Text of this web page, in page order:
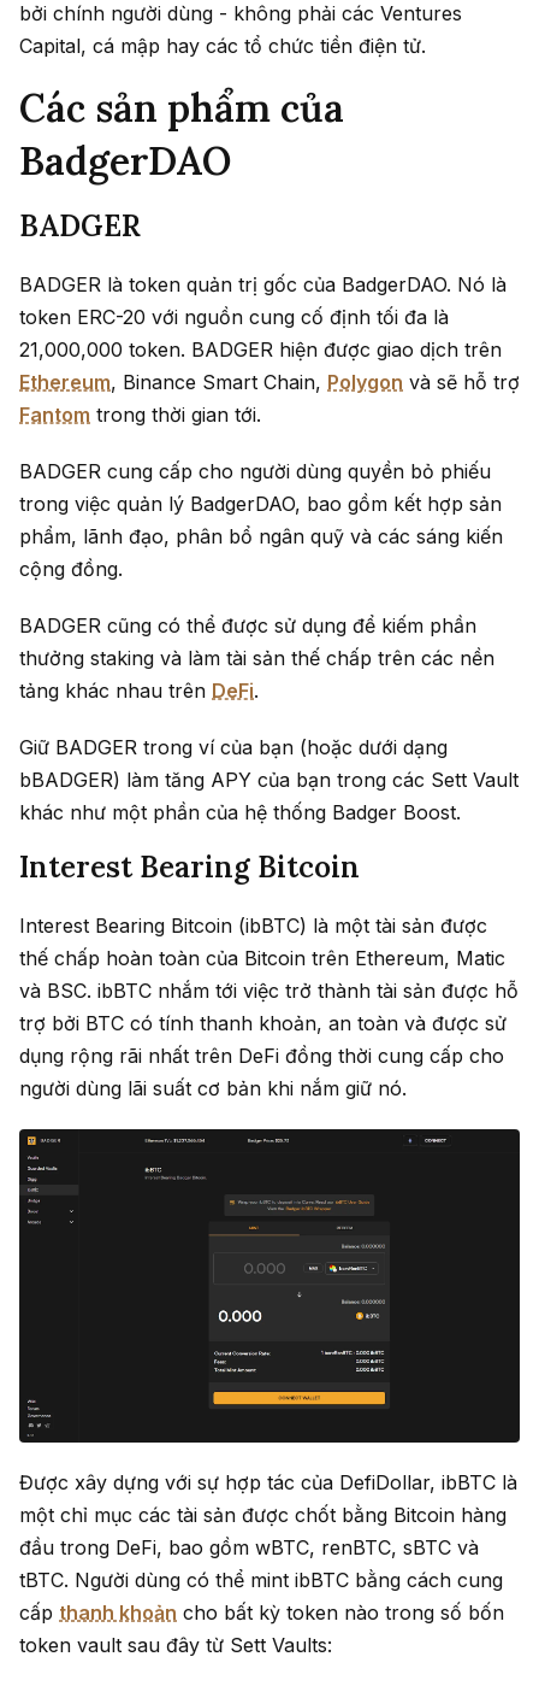
bởi chính người dùng - không phải các Ventures
Capital, cá mập hay các tổ chức tiền điện tử.
Các sản phẩm của
BadgerDAO
BADGER
BADGER là token quản trị gốc của BadgerDAO. Nó là
token ERC-20 với nguồn cung cố định tối đa là
21,000,000 token. BADGER hiện được giao dịch trên
Ethereum, Binance Smart Chain, Polygon và sẽ hỗ trợ
Fantom trong thời gian tới.
BADGER cung cấp cho người dùng quyền bỏ phiếu
trong việc quản lý BadgerDAO, bao gồm kết hợp sản
phẩm, lãnh đạo, phân bổ ngân quỹ và các sáng kiến ​​
cộng đồng.
BADGER cũng có thể được sử dụng để kiếm phần
thưởng staking và làm tài sản thế chấp trên các nền
tảng khác nhau trên DeFi.
Giữ BADGER trong ví của bạn (hoặc dưới dạng
bBADGER) làm tăng APY của bạn trong các Sett Vault
khác như một phần của hệ thống Badger Boost.
Interest Bearing Bitcoin
Interest Bearing Bitcoin (ibBTC) là một tài sản được
thế chấp hoàn toàn của Bitcoin trên Ethereum, Matic
và BSC. ibBTC nhắm tới việc trở thành tài sản được hỗ
trợ bởi BTC có tính thanh khoản, an toàn và được sử
dụng rộng rãi nhất trên DeFi đồng thời cung cấp cho
người dùng lãi suất cơ bản khi nắm giữ nó.
Được xây dựng với sự hợp tác của DefiDollar, ibBTC là
một chỉ mục các tài sản được chốt bằng Bitcoin hàng
đầu trong DeFi, bao gồm wBTC, renBTC, sBTC và
tBTC. Người dùng có thể mint ibBTC bằng cách cung
cấp thanh khoản cho bất kỳ token nào trong số bốn
token vault sau đây từ Sett Vaults: